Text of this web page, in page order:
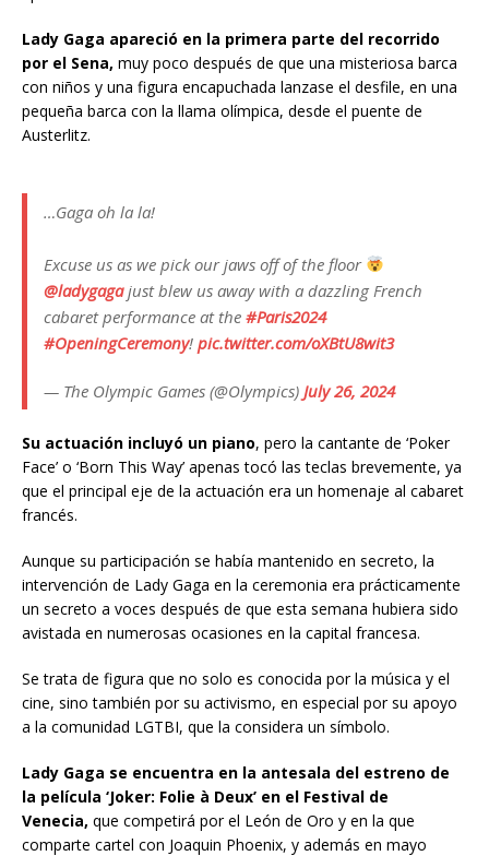
Lady Gaga apareció en la primera parte del recorrido
por el Sena, muy poco después de que una misteriosa barca
con niños y una figura encapuchada lanzase el desfile, en una
pequeña barca con la llama olímpica, desde el puente de
Austerlitz.
…Gaga oh la la!
Excuse us as we pick our jaws off of the floor
@ladygagajust blew us away with a dazzling French
cabaret performance at the #Paris2024
#OpeningCeremony! pic.twitter.com/oXBtU8wit3
— The Olympic Games (@Olympics) July 26, 2024
Su actuación incluyó un piano, pero la cantante de ‘Poker
Face’ o ‘Born This Way’ apenas tocó las teclas brevemente, ya
que el principal eje de la actuación era un homenaje al cabaret
francés.
Aunque su participación se había mantenido en secreto, la
intervención de Lady Gaga en la ceremonia era prácticamente
un secreto a voces después de que esta semana hubiera sido
avistada en numerosas ocasiones en la capital francesa.
Se trata de figura que no solo es conocida por la música y el
cine, sino también por su activismo, en especial por su apoyo
a la comunidad LGTBI, que la considera un símbolo.
Lady Gaga se encuentra en la antesala del estreno de
la película ‘Joker: Folie à Deux’ en el Festival de
Venecia, que competirá por el León de Oro y en la que
comparte cartel con Joaquin Phoenix, y además en mayo